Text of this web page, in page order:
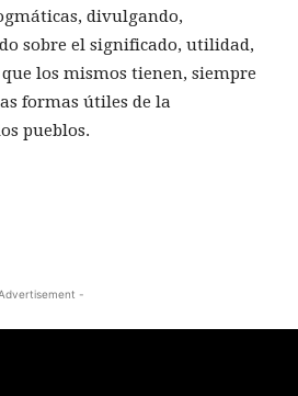
divulgando,
sobre el significado, utilidad,
los mismos tienen, siempre
formas útiles de la
pueblos.
-